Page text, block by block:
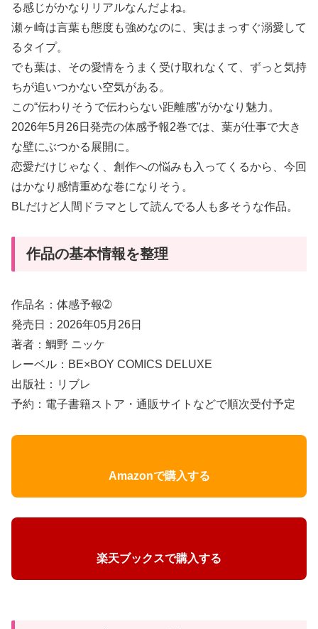
る感じがかなりリアルなんだよね。
瀬ヶ崎は言葉も態度も強めなのに、実はまっすぐ溺愛して
るタイプ。
でも葉は、その愛情をうまく受け取れなくて、ずっと気持
ちが追いつかない空気がある。
この“伝わりそうで伝わらない距離感”がかなり魅力。
2026年5月26日発売の体感予報2巻では、葉が仕事で大き
な壁にぶつかる展開に。
恋愛だけじゃなく、創作への悩みも入ってくるから、今回
はかなり感情重めな巻になりそう。
BLだけど人間ドラマとして読んでる人も多そうな作品。
作品の基本情報を整理
作品名：体感予報➁
発売日：2026年05月26日
著者：鯛野 ニッケ
レーベル：BE×BOY COMICS DELUXE
出版社：リブレ
予約：電子書籍ストア・通販サイトなどで順次受付予定
Amazonで購入する
楽天ブックスで購入する